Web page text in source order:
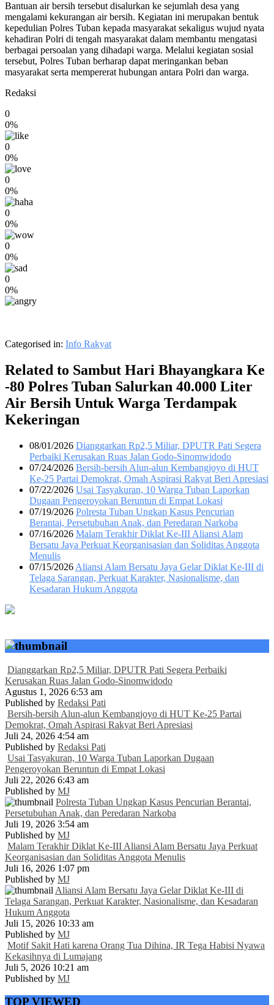
Bantuan air bersih tersebut disalurkan ke sejumlah desa yang
mengalami kekurangan air bersih. Kegiatan ini merupakan bentuk
kepedulian Polres Tuban kepada masyarakat sekaligus wujud nyata
kehadiran Polri di tengah masyarakat dalam membantu mengatasi
berbagai persoalan yang dihadapi warga. Melalui kegiatan sosial
tersebut, Polres Tuban berharap dapat meringankan beban
masyarakat serta mempererat hubungan antara Polri dan warga.
Redaksi
0
0%
0
0%
0
0%
0
0%
0
0%
0
0%
Categorised in: Info Rakyat
Related to Sambut Hari Bhayangkara Ke
-80 Polres Tuban Salurkan 40.000 Liter
Air Bersih Untuk Warga Terdampak
Kekeringan
08/01/2026 Dianggarkan Rp2,5 Miliar, DPUTR Pati Segera
Perbaiki Kerusakan Ruas Jalan Godo-Sinomwidodo
07/24/2026 Bersih-bersih Alun-alun Kembangjoyo di HUT
Ke-25 Partai Demokrat, Omah Aspirasi Rakyat Beri Apresiasi
07/22/2026 Usai Tasyakuran, 10 Warga Tuban Laporkan
Dugaan Pengeroyokan Beruntun di Empat Lokasi
07/19/2026 Polresta Tuban Ungkap Kasus Pencurian
Berantai, Persetubuhan Anak, dan Peredaran Narkoba
07/16/2026 Malam Terakhir Diklat Ke-III Aliansi Alam
Bersatu Jaya Perkuat Keorganisasian dan Soliditas Anggota
Menulis
07/15/2026 Aliansi Alam Bersatu Jaya Gelar Diklat Ke-III di
Telaga Sarangan, Perkuat Karakter, Nasionalisme, dan
Kesadaran Hukum Anggota
Dianggarkan Rp2,5 Miliar, DPUTR Pati Segera Perbaiki
Kerusakan Ruas Jalan Godo-Sinomwidodo
Agustus 1, 2026 6:53 am
Published by Redaksi Pati
Bersih-bersih Alun-alun Kembangjoyo di HUT Ke-25 Partai
Demokrat, Omah Aspirasi Rakyat Beri Apresiasi
Juli 24, 2026 4:54 am
Published by Redaksi Pati
Usai Tasyakuran, 10 Warga Tuban Laporkan Dugaan
Pengeroyokan Beruntun di Empat Lokasi
Juli 22, 2026 6:43 am
Published by MJ
Polresta Tuban Ungkap Kasus Pencurian Berantai,
Persetubuhan Anak, dan Peredaran Narkoba
Juli 19, 2026 3:54 am
Published by MJ
Malam Terakhir Diklat Ke-III Aliansi Alam Bersatu Jaya Perkuat
Keorganisasian dan Soliditas Anggota Menulis
Juli 16, 2026 1:07 pm
Published by MJ
Aliansi Alam Bersatu Jaya Gelar Diklat Ke-III di
Telaga Sarangan, Perkuat Karakter, Nasionalisme, dan Kesadaran
Hukum Anggota
Juli 15, 2026 10:33 am
Published by MJ
Motif Sakit Hati karena Orang Tua Dihina, IR Tega Habisi Nyawa
Kekasihnya di Lumajang
Juli 5, 2026 10:21 am
Published by MJ
TOP VIEWED